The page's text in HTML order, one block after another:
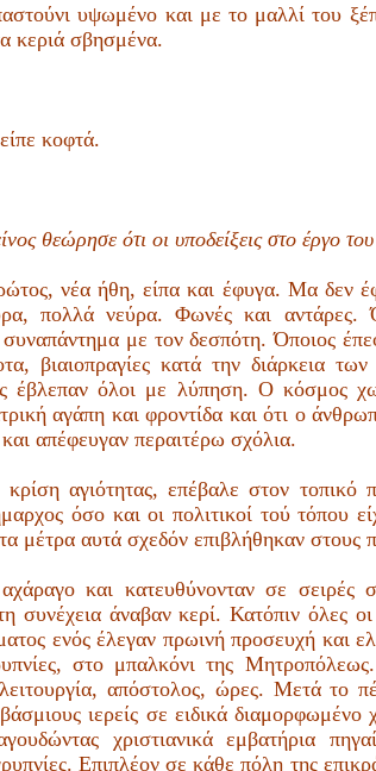
υψωμένο και με το μαλλί του
κεριά σβησμένα.
είπε κοφτά.
θεώρησε ότι οι υποδείξεις στο έργο
νέα ήθη, είπα και έφυγα. Μα δεν
πολλά νεύρα. Φωνές και αντάρες.
με τον δεσπότη. Όποιος
βιαιοπραγίες κατά την διάρκεια
έβλεπαν όλοι με λύπηση. Ο κόσμος
αγάπη και φροντίδα και ότι ο
απέφευγαν περαιτέρω σχόλια.
αγιότητας, επέβαλε στον
όσο και οι πολιτικοί τού τόπου
μέτρα αυτά σχεδόν επιβλήθηκαν στους
και κατευθύνονταν σε σειρές
συνέχεια άναβαν κερί. Κατόπιν όλες
ενός έλεγαν πρωινή προσευχή και
στο μπαλκόνι της
λειτουργία, απόστολος, ώρες. Μετά το
ιερείς σε ειδικά
χριστιανικά εμβατήρια
Επιπλέον σε κάθε πόλη της